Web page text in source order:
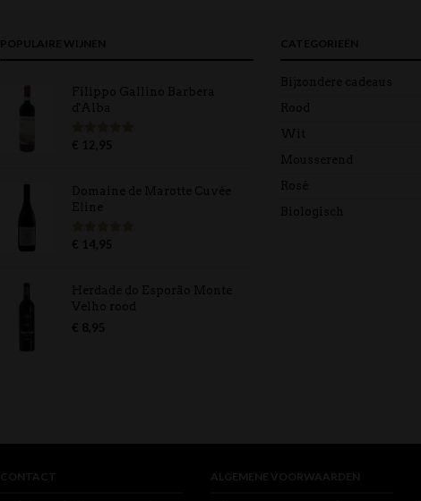
POPULAIRE WIJNEN
Filippo Gallino Barbera
d'Alba
Gewaardeerd
€ 12,95
Domaine de Marotte Cuvée
Eline
Gewaardeerd
€ 14,95
Herdade do Esporão Monte
Velho rood
€ 8,95
CATEGORIEËN
Bijzondere cadeaus
Rood
Wit
Mousserend
Rosé
Biologisch
CONTACT ALGEMENE VOORWAARDEN